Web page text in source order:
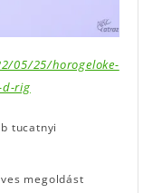
05/25/horogeloke-
d-rig
tucatnyi
megoldást